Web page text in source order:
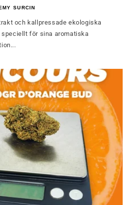
SURCIN
och kallpressade ekologiska
för sina aromatiska